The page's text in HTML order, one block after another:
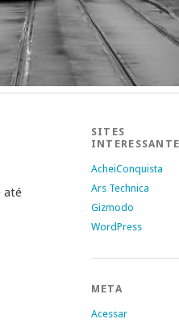
até
SITES
AcheiConquista
Ars Technica
Gizmodo
WordPress
META
Acessar